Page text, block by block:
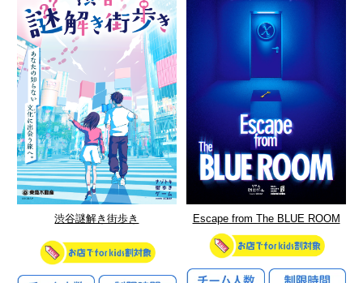
渋谷謎解き街歩き Escape from The BLUE ROOM